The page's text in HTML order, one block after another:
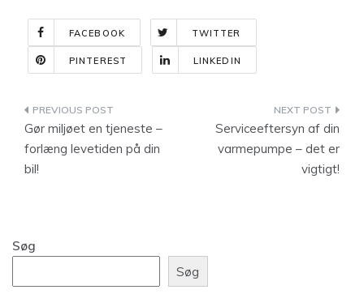
FACEBOOK TWITTER
PINTEREST LINKEDIN
Indlægsnavigation
Gør miljøet en tjeneste –
forlæng levetiden på din
bil!
Serviceeftersyn af din
varmepumpe – det er
vigtigt!
Søg
Søg